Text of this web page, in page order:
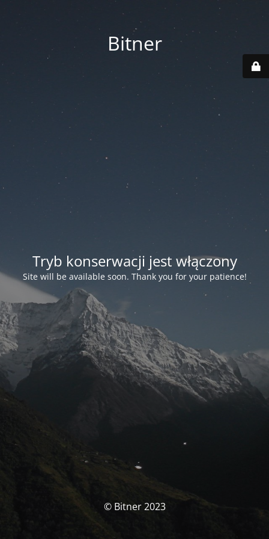
Bitner
Tryb konserwacji jest włączony
Site will be available soon. Thank you for your patience!
© Bitner 2023